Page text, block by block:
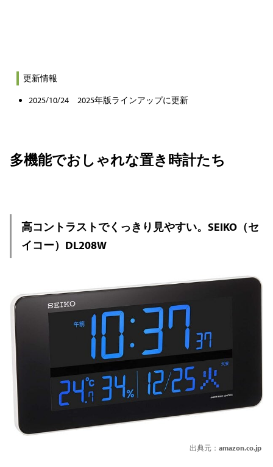
更新情報
2025/10/24 2025年版ラインアップに更新
多機能でおしゃれな置き時計たち
高コントラストでくっきり見やすい。SEIKO（セ
イコー）DL208W
出典元： amazon.co.jp